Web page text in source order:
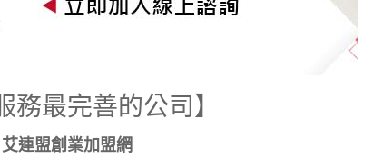
務最完善的公司】
艾連盟創業加盟網